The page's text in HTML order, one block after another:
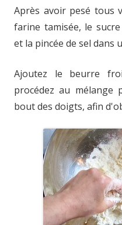
Après avoir pesé tous
farine tamisée, le
et la pincée de sel dans
Ajoutez le beurre
procédez au mélange
bout des doigts, afin